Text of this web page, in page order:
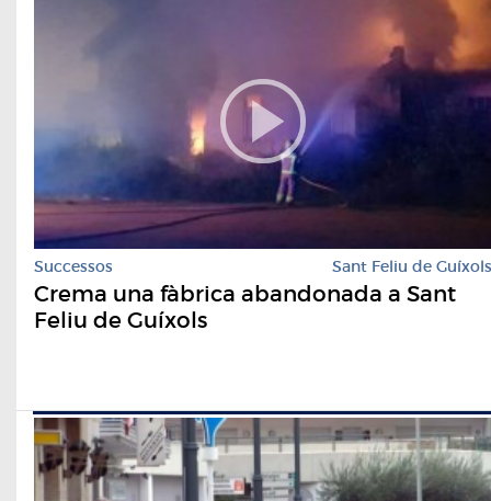
Successos Sant Feliu de Guíxols
Crema una fàbrica abandonada a Sant
Feliu de Guíxols